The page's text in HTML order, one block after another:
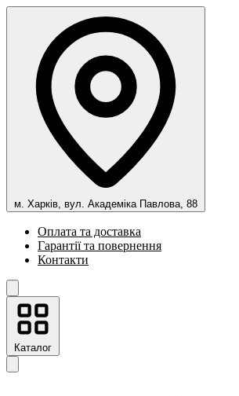
м. Харків, вул. Академіка Павлова, 88
Оплата та доставка
Гарантії та повернення
Контакти
Каталог